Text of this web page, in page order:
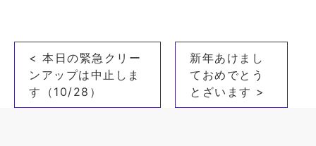
ビ
< 本日の緊急クリー
ンアップは中止しま
す（10/28）
新年あけまし
ておめでとう
とざいます >